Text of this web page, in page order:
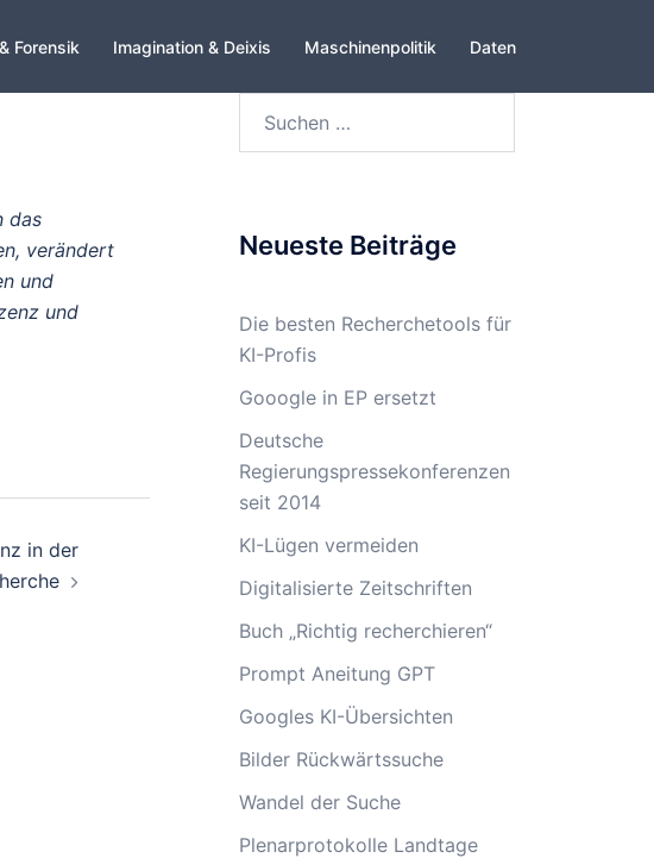
Forensik Imagination & Deixis Maschinenpolitik Daten
das
verändert
und
und
in der
Neueste Beiträge
Die besten Recherchetools für
KI-Profis
Gooogle in EP ersetzt
Deutsche
Regierungspressekonferenzen
seit 2014
KI-Lügen vermeiden
Digitalisierte Zeitschriften
Buch „Richtig recherchieren“
Prompt Aneitung GPT
Googles KI-Übersichten
Bilder Rückwärtssuche
Wandel der Suche
Plenarprotokolle Landtage